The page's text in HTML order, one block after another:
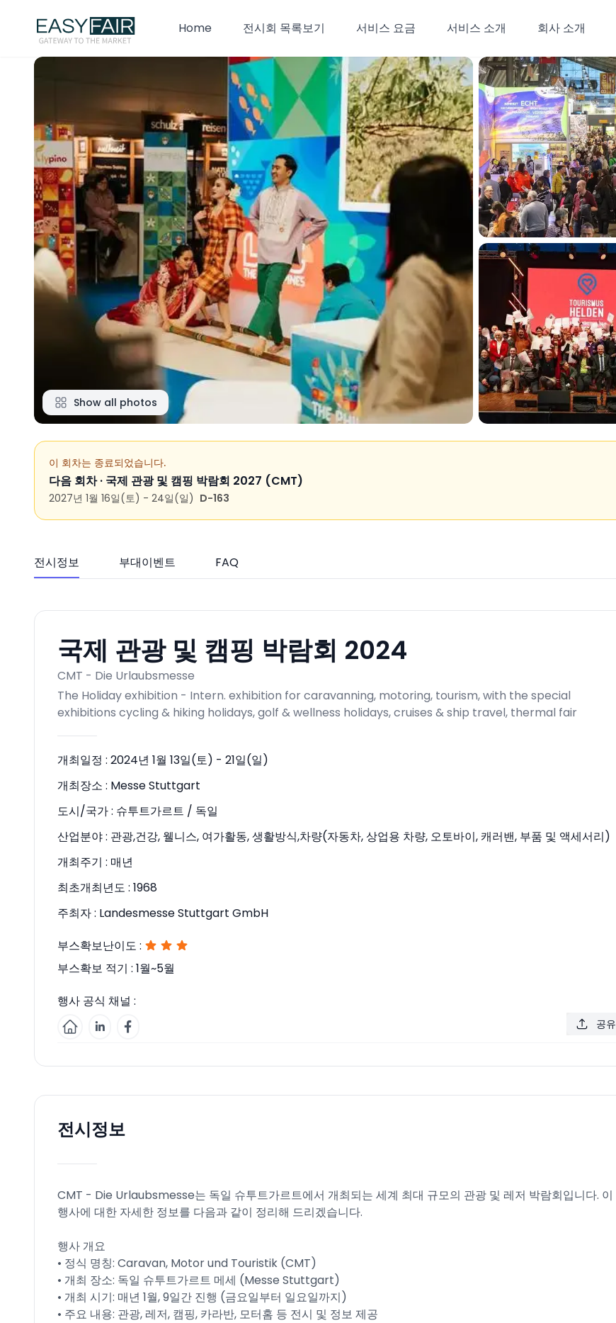
Home 전시회 목록보기 서비스 요금 서비스 소개 회사 소개
Show all photos
이 회차는 종료되었습니다.
다음 회차 · 국제 관광 및 캠핑 박람회 2027 (CMT)
2027년 1월 16일(토) - 24일(일) D-163
전시정보 부대이벤트 FAQ
공유
국제 관광 및 캠핑 박람회 2024
CMT - Die Urlaubsmesse
The Holiday exhibition - Intern. exhibition for caravanning, motoring, tourism, with the special
exhibitions cycling & hiking holidays, golf & wellness holidays, cruises & ship travel, thermal fair
개최일정 : 2024년 1월 13일(토) - 21일(일)
개최장소 : Messe Stuttgart
도시/국가 : 슈투트가르트 / 독일
산업분야 : 관광,건강, 웰니스, 여가활동, 생활방식,차량(자동차, 상업용 차량, 오토바이, 캐러밴, 부품 및 액세서리)
개최주기 : 매년
최초개최년도 : 1968
주최자 : Landesmesse Stuttgart GmbH
부스확보난이도 :
부스확보 적기 : 1월~5월
행사 공식 채널 :
전시정보
CMT - Die Urlaubsmesse는 독일 슈투트가르트에서 개최되는 세계 최대 규모의 관광 및 레저 박람회입니다. 이
행사에 대한 자세한 정보를 다음과 같이 정리해 드리겠습니다.
행사 개요
• 정식 명칭: Caravan, Motor und Touristik (CMT)
• 개최 장소: 독일 슈투트가르트 메세 (Messe Stuttgart)
• 개최 시기: 매년 1월, 9일간 진행 (금요일부터 일요일까지)
• 주요 내용: 관광, 레저, 캠핑, 카라반, 모터홈 등 전시 및 정보 제공